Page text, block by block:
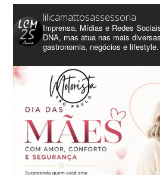
lilicamattosassessoria
Imprensa, Mídias e Redes
DNA, mas atua nas mais
gastronomia, negócios e